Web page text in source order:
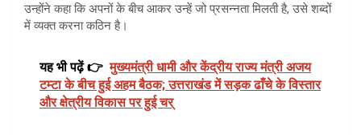
उन्होंने कहा कि अपनों के बीच आकर उन्हें जो प्रसन्नता मिलती है, उसे शब्दों
में व्यक्त करना कठिन है।
यह भी पढ़ें 👉 मुख्यमंत्री धामी और केंद्रीय राज्य मंत्री अजय
टम्टा के बीच हुई अहम बैठक; उत्तराखंड में सड़क ढाँचे के विस्तार
और क्षेत्रीय विकास पर हुई चर्